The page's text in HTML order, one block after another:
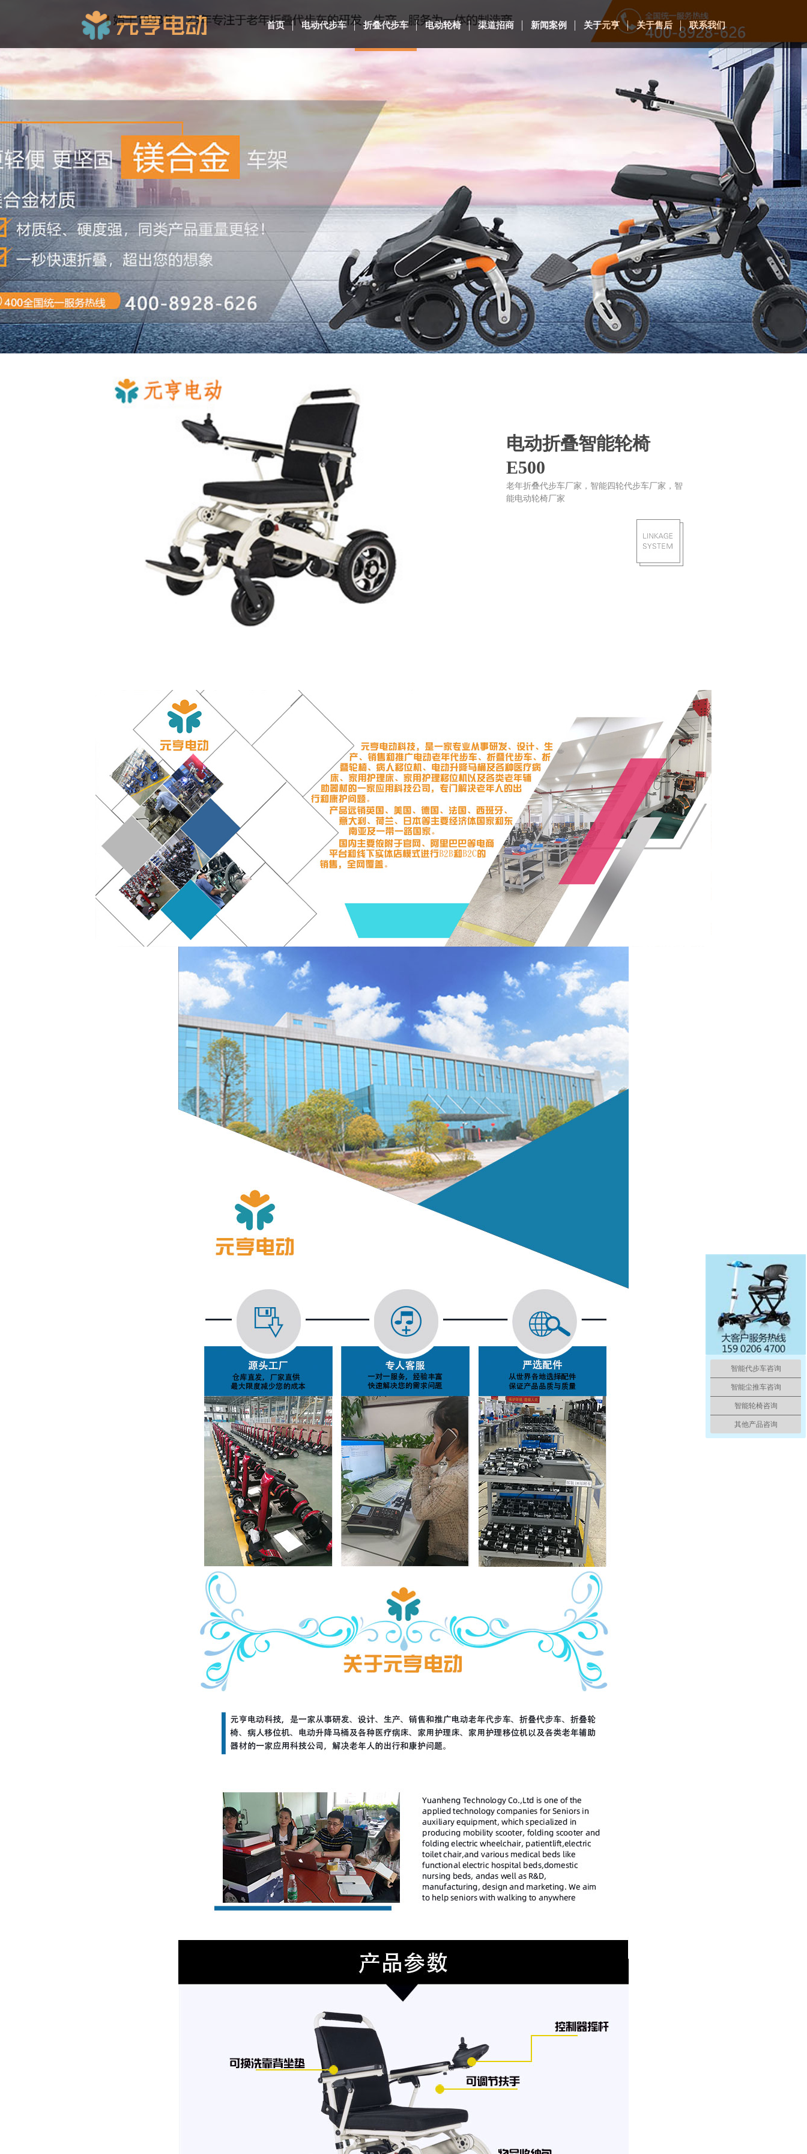
首页 电动代步车 折叠代步车 电动轮椅 渠道招商 新闻案例 关于元亨 关于售后 联系我们
电动折叠智能轮椅
E500
老年折叠代步车厂家，智能四轮代步车厂家，智
能电动轮椅厂家
智能代步车咨询
智能尘推车咨询
智能轮椅咨询
其他产品咨询